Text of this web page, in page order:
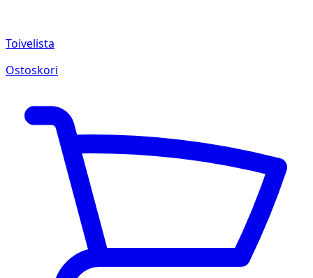
Toivelista
Ostoskori